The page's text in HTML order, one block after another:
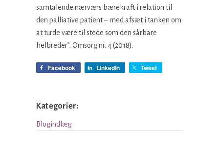
samtalende nærværs bærekraft i relation til
den palliative patient – med afsæt i tanken om
at turde være til stede som den sårbare
helbreder”. Omsorg nr. 4 (2018).
Facebook LinkedIn Tweet
Kategorier:
Blogindlæg